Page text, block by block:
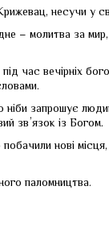
несучи у
– молитва за
час вечірніх
запрошує
звʼязок із Богом.
нові
паломництва.